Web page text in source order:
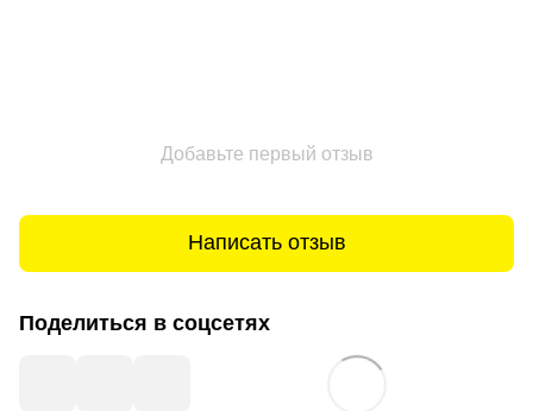
Добавьте первый отзыв
Написать отзыв
Поделиться в соцсетях